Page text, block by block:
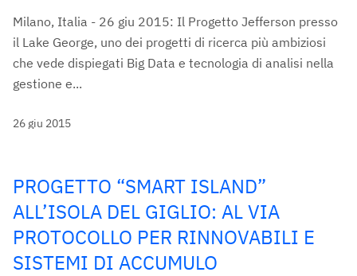
Milano, Italia - 26 giu 2015: Il Progetto Jefferson presso
il Lake George, uno dei progetti di ricerca più ambiziosi
che vede dispiegati Big Data e tecnologia di analisi nella
gestione e...
26 giu 2015
PROGETTO “SMART ISLAND”
ALL’ISOLA DEL GIGLIO: AL VIA
PROTOCOLLO PER RINNOVABILI E
SISTEMI DI ACCUMULO